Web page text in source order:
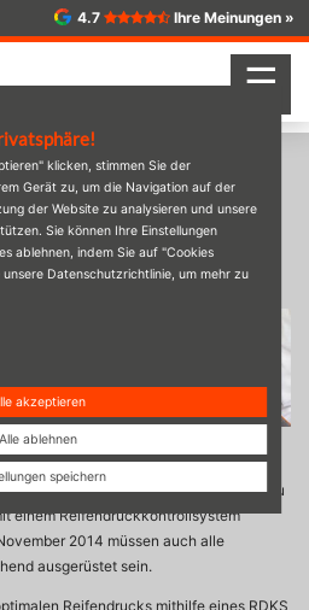
klicken, stimmen Sie der
Gerät zu, um die Navigation auf der
der Website zu analysieren und unsere
Sie können Ihre Einstellungen
ablehnen, indem Sie auf "Cookies
Datenschutzrichtlinie, um mehr zu
akzeptieren
Alle ablehnen
speichern
☰
4.7 Ihre Meinungen »
(RDKS)
RDKS, dient der Sicherstellung des
Mit der Verordnung Nr. 661/2009
dass alle seit November 2012 neu
einem Reifendruckkontrollsystem
2014 müssen auch alle
ausgerüstet sein.
Reifendrucks mithilfe eines RDKS